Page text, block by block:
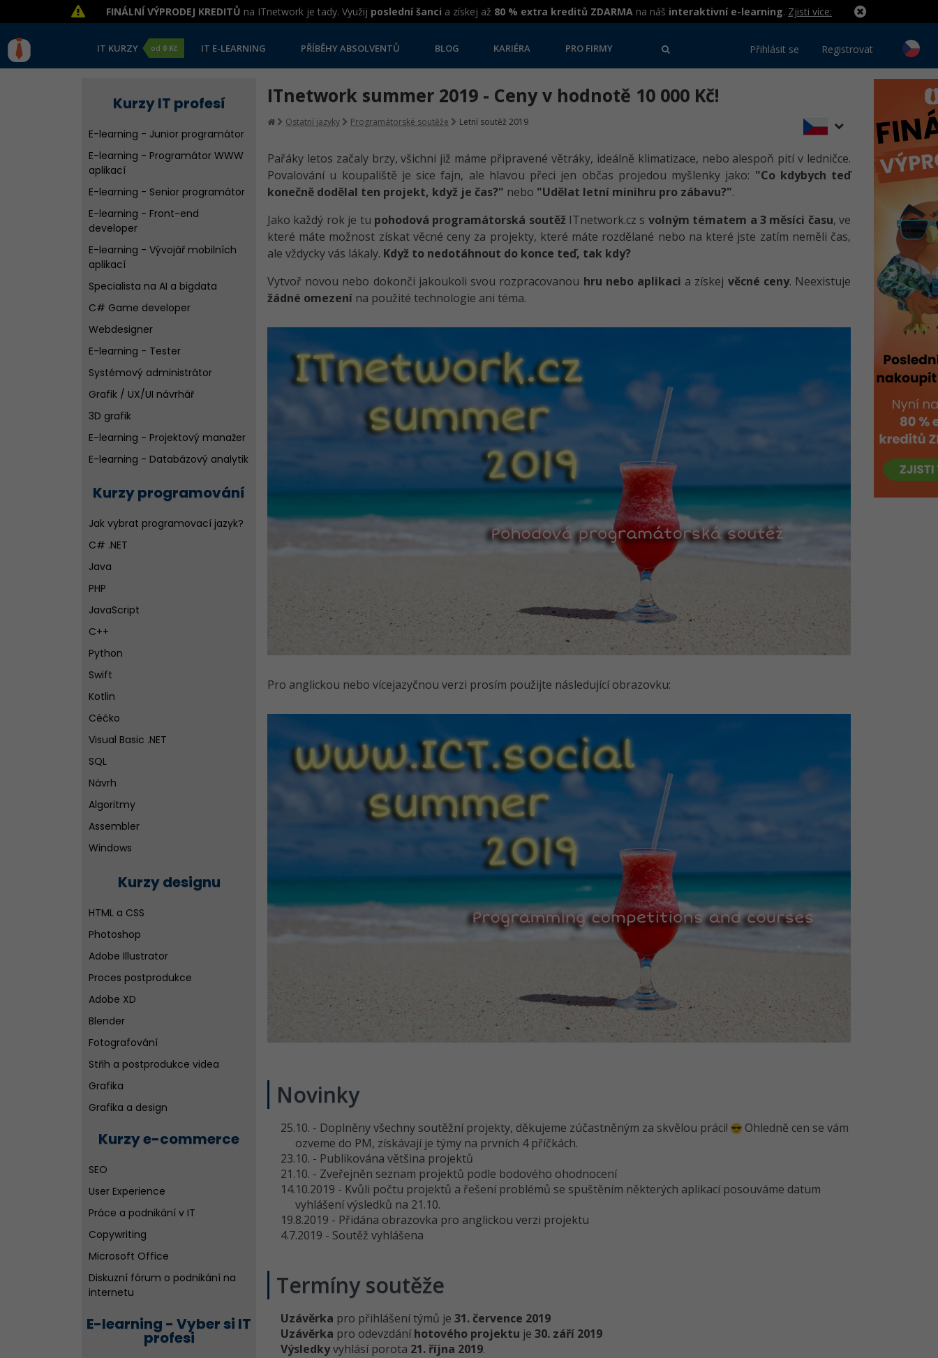
FINÁLNÍ VÝPRODEJ KREDITŮ na ITnetwork je tady. Využij poslední šanci a získej až 80 % extra kreditů ZDARMA na náš interaktivní e-learning. Zjisti více:
IT KURZY od 0 Kč IT E-LEARNING PŘÍBĚHY ABSOLVENTŮ BLOG KARIÉRA PRO FIRMY Přihlásit se Registrovat
Kurzy IT profesí
E-learning - Junior programátor
E-learning - Programátor WWW
aplikací
E-learning - Senior programátor
E-learning - Front-end
developer
E-learning - Vývojář mobilních
aplikací
Specialista na AI a bigdata
C# Game developer
Webdesigner
E-learning - Tester
Systémový administrátor
Grafik / UX/UI návrhář
3D grafik
E-learning - Projektový manažer
E-learning - Databázový analytik
WordPress specialista
SEO specialista
Kurzy programování
Jak vybrat programovací jazyk?
C# .NET
Java
PHP
JavaScript
C++
Python
Swift
Kotlin
Céčko
Visual Basic .NET
SQL
Návrh
Algoritmy
Assembler
Windows
Programování pro děti
Další vývojové nástroje pro
tvorbu aplikací
Diskuzní fórum o programování
Kurzy designu
HTML a CSS
Photoshop
Adobe Illustrator
Proces postprodukce
Adobe XD
Blender
Fotografování
Střih a postprodukce videa
Grafika
Grafika a design
Kurzy e-commerce
SEO
User Experience
Práce a podnikání v IT
Copywriting
Microsoft Office
Diskuzní fórum o podnikání na
internetu
E-learning - Vyber si IT
profesi
ITnetwork summer 2019 - Ceny v hodnotě 10 000 Kč!
Ostatní jazyky Programátorské soutěže Letní soutěž 2019
Pařáky letos začaly brzy, všichni již máme připravené větráky, ideálně klimatizace, nebo alespoň pití v ledničce.
Povalování u koupaliště je sice fajn, ale hlavou přeci jen občas projedou myšlenky jako: "Co kdybych teď
konečně dodělal ten projekt, když je čas?" nebo "Udělat letní minihru pro zábavu?".
Jako každý rok je tu pohodová programátorská soutěžITnetwork.cz s volným tématem a 3 měsíci času, ve
které máte možnost získat věcné ceny za projekty, které máte rozdělané nebo na které jste zatím neměli čas,
ale vždycky vás lákaly. Když to nedotáhnout do konce teď, tak kdy?
Vytvoř novou nebo dokonči jakoukoli svou rozpracovanou hru nebo aplikaci a získej věcné ceny. Neexistuje
žádné omezení na použité technologie ani téma.
Pro anglickou nebo vícejazyčnou verzi prosím použijte následující obrazovku:
Novinky
25.10. - Doplněny všechny soutěžní projekty, děkujeme zúčastněným za skvělou práci!
Ohledně cen se vám
ozveme do PM, získávají je týmy na prvních 4 příčkách.
23.10. - Publikována většina projektů
21.10. - Zveřejněn seznam projektů podle bodového ohodnocení
14.10.2019 - Kvůli počtu projektů a řešení problémů se spuštěním některých aplikací posouváme datum
vyhlášení výsledků na 21.10.
19.8.2019 - Přidána obrazovka pro anglickou verzi projektu
4.7.2019 - Soutěž vyhlášena
Termíny soutěže
Uzávěrka pro přihlášení týmů je31. července 2019
Uzávěrka pro odevzdáníhotového projektu je30. září 2019
Výsledkyvyhlásí porota 21. října 2019.